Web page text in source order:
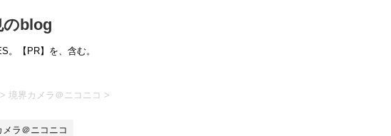
のblog
。【PR】を、含む。
> 境界カメラ＠ニコニコ >
メラ＠ニコニコ